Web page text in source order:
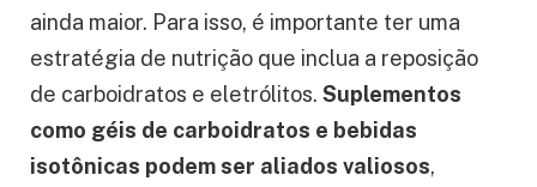
ainda maior. Para isso, é importante ter uma
estratégia de nutrição que inclua a reposição
de carboidratos e eletrólitos. Suplementos
como géis de carboidratos e bebidas
isotônicas podem ser aliados valiosos,